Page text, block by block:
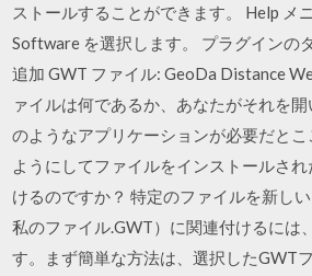
ストールすることができます。 Help メ
Software を選択します。 プラグインの
追加 GWT ファイル: GeoDa Distance
ァイルは何であるか、あなたがそれを
のようなアプリケーションが必要だと
ようにしてファイルをインストールさ
けるのですか？ 特定のファイルを新し
私のファイル.GWT）に関連付けるには
す。まず簡単な方法は、選択したGWT